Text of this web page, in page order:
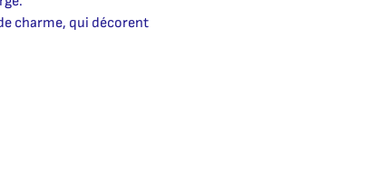
charme, qui décorent